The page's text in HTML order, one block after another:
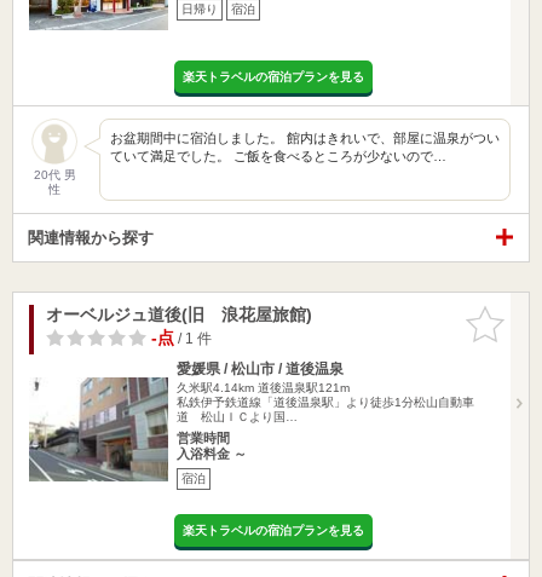
日帰り 宿泊
楽天トラベルの宿泊プランを見る
20代 男
性
お盆期間中に宿泊しました。 館内はきれいで、部屋に温泉がつい
ていて満足でした。 ご飯を食べるところが少ないので…
関連情報から探す
お気に入
りに追加
オーベルジュ道後(旧 浪花屋旅館)
-点/ 1 件
愛媛県 / 松山市 / 道後温泉
久米駅4.14km 道後温泉駅121m
私鉄伊予鉄道線「道後温泉駅」より徒歩1分松山自動車
道 松山ＩＣより国…
営業時間
入浴料金 ～
宿泊
楽天トラベルの宿泊プランを見る